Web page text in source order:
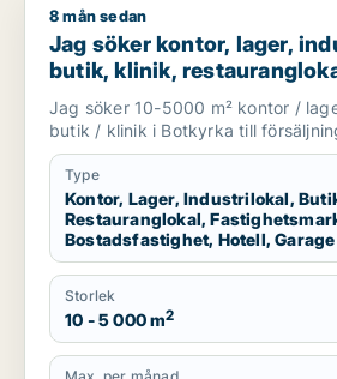
Jag söker kontor, lager,
8 mån sedan
Jag söker kontor, lager,
butik, klinik,
fastighetsmark,
eller garage till salu i
Jag söker 10-5000 m² kontor /
butik / klinik i Botkyrka till
Type
Kontor, Lager, Industrilokal,
Restauranglokal,
Bostadsfastighet, Hotell, Garage
Storlek
10 - 5 000 m2